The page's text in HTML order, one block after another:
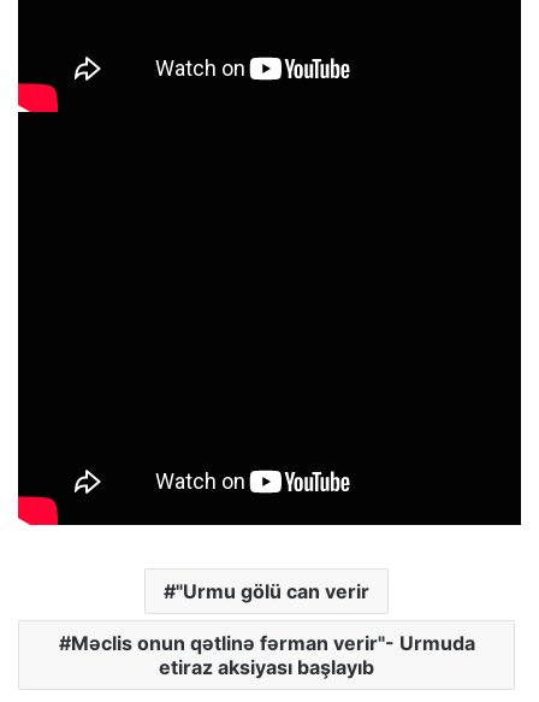
"Urmu gölü can verir
Məclis onun qətlinə fərman verir"- Urmuda
etiraz aksiyası başlayıb